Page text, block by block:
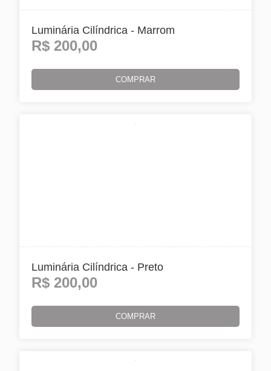
Luminária Cilíndrica - Marrom
R$ 200,00
COMPRAR
Luminária Cilíndrica - Preto
R$ 200,00
COMPRAR